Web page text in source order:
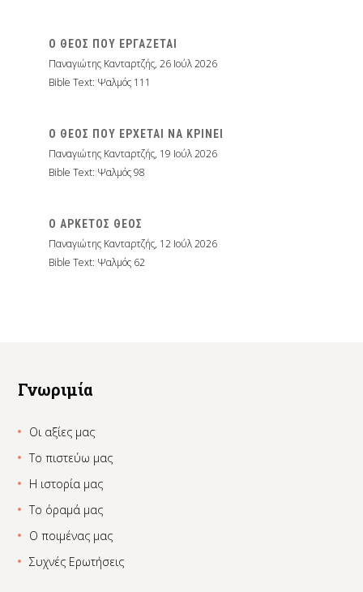
Ο ΘΕΟΣ ΠΟΥ ΕΡΓΑΖΕΤΑΙ
Παναγιώτης Κανταρτζής, 26 Ιούλ 2026
Bible Text: Ψαλμός 111
Ο ΘΕΟΣ ΠΟΥ ΕΡΧΕΤΑΙ ΝΑ ΚΡΙΝΕΙ
Παναγιώτης Κανταρτζής, 19 Ιούλ 2026
Bible Text: Ψαλμός 98
Ο ΑΡΚΕΤΟΣ ΘΕΟΣ
Παναγιώτης Κανταρτζής, 12 Ιούλ 2026
Bible Text: Ψαλμός 62
Γνωριμία
Οι αξίες μας
Το πιστεύω μας
Η ιστορία μας
Το όραμά μας
Ο ποιμένας μας
Συχνές Ερωτήσεις